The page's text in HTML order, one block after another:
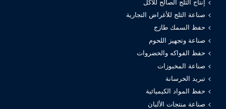
إنتاج الثلج الصالح للأكل
صناعة الثلج للأغراض التجارية
حفظ السمك طازج
صناعة وتجهيز اللحوم
حفظ الفواكه والخضروات
صناعة المخبوزات
تبريد الخرسانة
حفظ المواد الكيميائية
صناعة منتجات الألبان